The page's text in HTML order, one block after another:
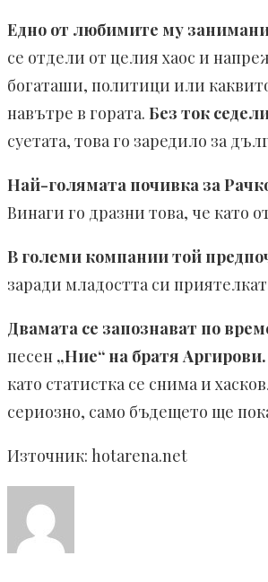
Едно от любимите му
се отдели от целия хаос и
богаташи, политици или
навътре в гората. Без ток
суетата, това го заредило за
Най-голямата почивка за
Винаги го дразни това, че като
В големи компании той
заради младостта си
Двамата се запознават по
песен „Ние“ на братя Аргирови.
като статистка се снима и
сериозно, само бъдещето ще
Източник: hotarena.net